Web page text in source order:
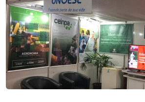
CPA
Biblioteca
Editora